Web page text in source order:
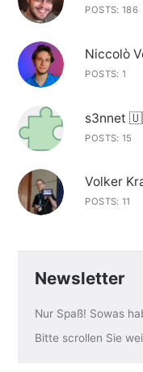
POSTS: 186
Niccolò
POSTS: 1
s3nnet
POSTS: 15
Volker
POSTS: 11
Newsletter
Nur Spaß! Sowas
Bitte scrollen Sie